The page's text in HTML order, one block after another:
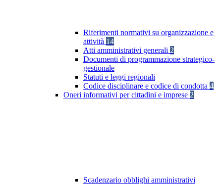
Riferimenti normativi su organizzazione e
attività 14
Atti amministrativi generali 2
Documenti di programmazione strategico-
gestionale
Statuti e leggi regionali
Codice disciplinare e codice di condotta 4
Oneri informativi per cittadini e imprese 2
Scadenzario obblighi amministrativi